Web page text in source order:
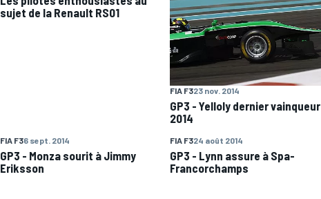
sujet de la Renault RS01
FIA F323 nov. 2014
GP3 - Yelloly dernier vainqueur
2014
FIA F36 sept. 2014
GP3 - Monza sourit à Jimmy
Eriksson
FIA F324 août 2014
GP3 - Lynn assure à Spa-
Francorchamps